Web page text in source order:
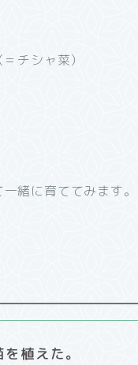
チシャ菜）
緒に育ててみます。
植えた。